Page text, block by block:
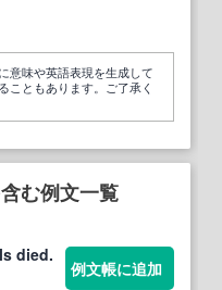
意味や英語表現を生成して
こともあります。ご了承く
む例文一覧
died.
例文帳に追加